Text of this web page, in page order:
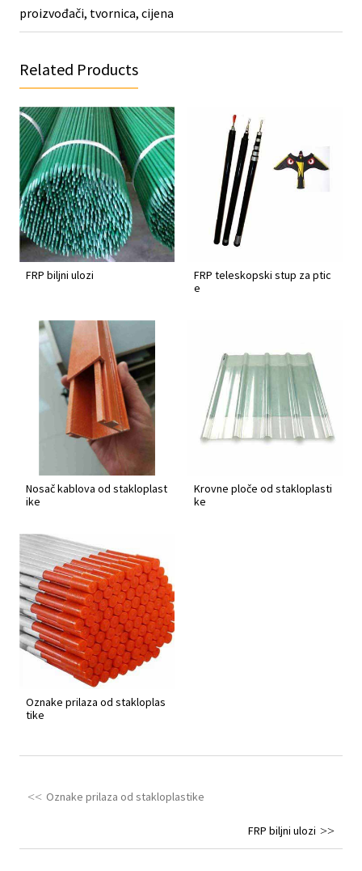
proizvođači, tvornica, cijena
Related Products
FRP biljni ulozi
FRP teleskopski stup za ptic
e
Nosač kablova od stakloplast
ike
Krovne ploče od stakloplasti
ke
Oznake prilaza od stakloplas
tike
Oznake prilaza od stakloplastike
FRP biljni ulozi